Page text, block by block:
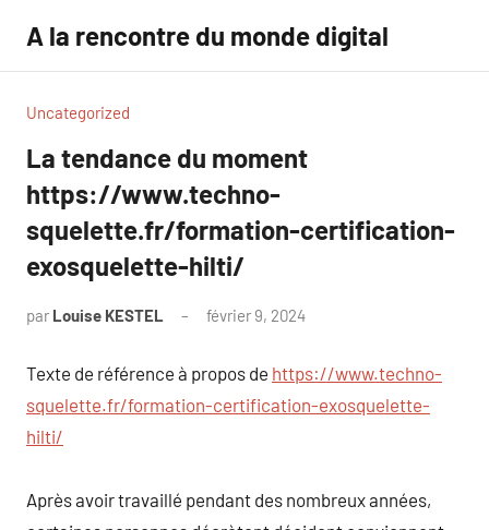
contenu
A la rencontre du monde digital
Uncategorized
La tendance du moment
https://www.techno-
squelette.fr/formation-certification-
exosquelette-hilti/
par Louise KESTEL février 9, 2024
Texte de référence à propos de https://www.techno-
squelette.fr/formation-certification-exosquelette-
hilti/
Après avoir travaillé pendant des nombreux années,